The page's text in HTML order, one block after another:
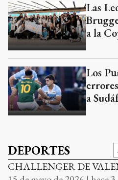
Las
a la
Los
a
DEPORTES
CHALLENGER DE